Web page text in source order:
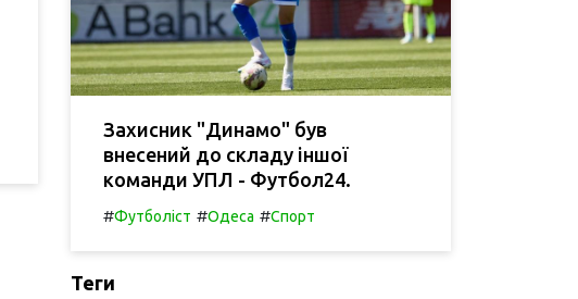
Захисник "Динамо" був
внесений до складу іншої
команди УПЛ - Футбол24.
#Футболіст #Одеса #Спорт
Теги